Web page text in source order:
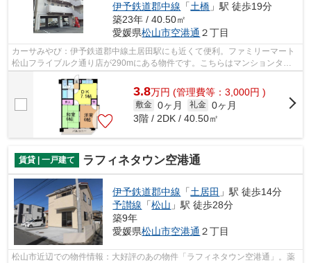
伊予鉄道郡中線 「土橋 」駅 徒歩19分
築23年 / 40.50㎡
愛媛県松山市空港通 ２丁目
カーサみやび：伊予鉄道郡中線土居田駅にも近くて便利。ファミリーマート
松山フライブルク通り店が290mにある物件です。こちらはマンションタイ
プになります。通信速度が速く時間も節...
3.8万円 (管理費等：3,000円 )
敷金 0ヶ月 礼金 0ヶ月
3階 / 2DK / 40.50㎡
賃貸 | 一戸建て ラフィネタウン空港通
伊予鉄道郡中線 「土居田 」駅 徒歩14分
予讃線 「松山 」駅 徒歩28分
築9年
愛媛県松山市空港通 ２丁目
松山市近辺での物件情報：大好評のあの物件「ラフィネタウン空港通」。薬